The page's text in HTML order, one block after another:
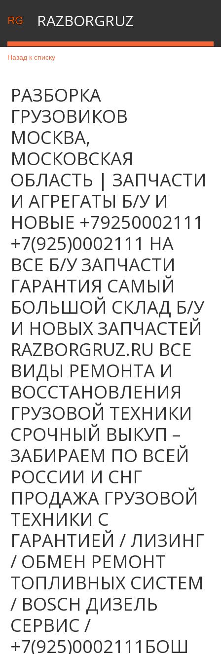
RAZBORGRUZ
Назад к списку
РАЗБОРКА
ГРУЗОВИКОВ
МОСКВА,
МОСКОВСКАЯ
ОБЛАСТЬ | ЗАПЧАСТИ
И АГРЕГАТЫ Б/У И
НОВЫЕ +79250002111
+7(925)0002111 НА
ВСЕ Б/У ЗАПЧАСТИ
ГАРАНТИЯ САМЫЙ
БОЛЬШОЙ СКЛАД Б/У
И НОВЫХ ЗАПЧАСТЕЙ
RAZBORGRUZ.RU ВСЕ
ВИДЫ РЕМОНТА И
ВОССТАНОВЛЕНИЯ
ГРУЗОВОЙ ТЕХНИКИ
СРОЧНЫЙ ВЫКУП –
ЗАБИРАЕМ ПО ВСЕЙ
РОССИИ И СНГ
ПРОДАЖА ГРУЗОВОЙ
ТЕХНИКИ С
ГАРАНТИЕЙ / ЛИЗИНГ
/ ОБМЕН РЕМОНТ
ТОПЛИВНЫХ СИСТЕМ
/ BOSCH ДИЗЕЛЬ
СЕРВИС /
+7(925)0002111БОШ